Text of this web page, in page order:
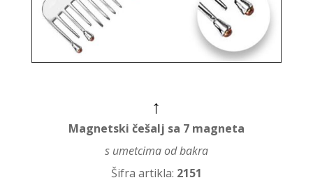
↑
Magnetski češalj sa 7 magneta
s umetcima od bakra
Šifra artikla: 2151